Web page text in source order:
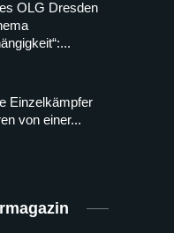
OLG Dresden
Einzelkämpfer
von einer...